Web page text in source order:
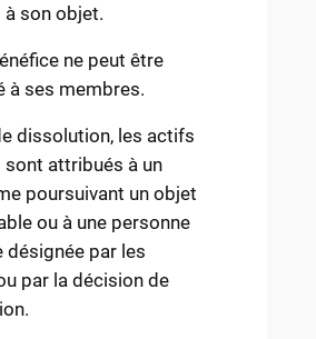
son objet.
ne peut être
à ses membres.
dissolution, les actifs
sont attribués à un
poursuivant un objet
ou à une personne
désignée par les
par la décision de